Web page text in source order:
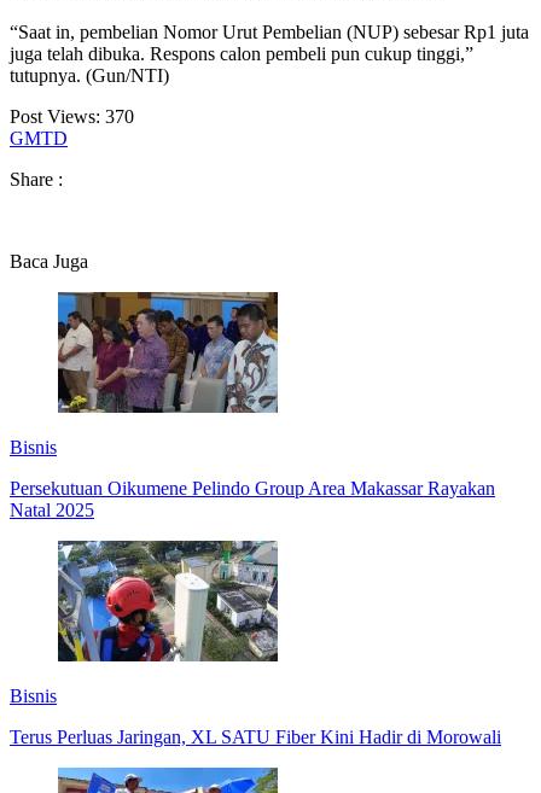
“Saat in, pembelian Nomor Urut Pembelian (NUP) sebesar Rp1 juta
juga telah dibuka. Respons calon pembeli pun cukup tinggi,”
tutupnya. (Gun/NTI)
Post Views: 370
GMTD
Share :
Baca Juga
Bisnis
Persekutuan Oikumene Pelindo Group Area Makassar Rayakan
Natal 2025
Bisnis
Terus Perluas Jaringan, XL SATU Fiber Kini Hadir di Morowali